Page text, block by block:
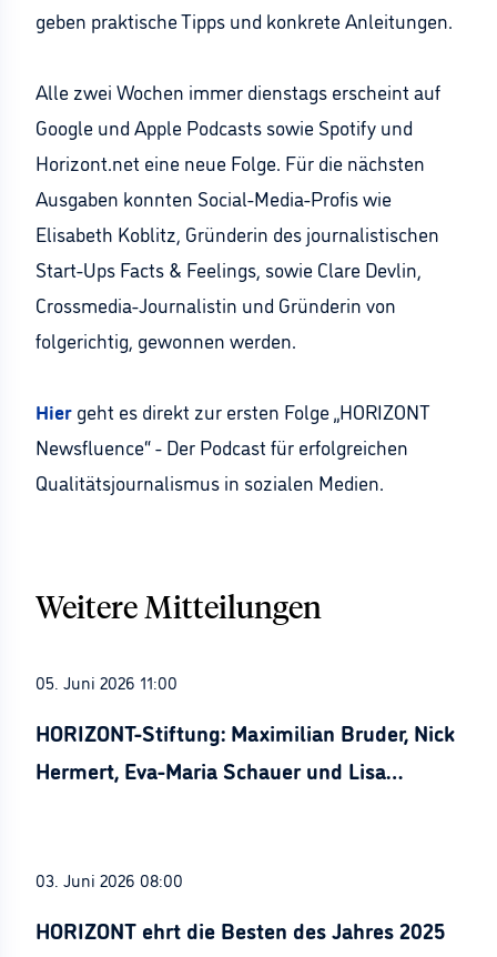
geben praktische Tipps und konkrete Anleitungen.
Alle zwei Wochen immer dienstags erscheint auf
Google und Apple Podcasts sowie Spotify und
Horizont.net eine neue Folge. Für die nächsten
Ausgaben konnten Social-Media-Profis wie
Elisabeth Koblitz, Gründerin des journalistischen
Start-Ups Facts & Feelings, sowie Clare Devlin,
Crossmedia-Journalistin und Gründerin von
folgerichtig, gewonnen werden.
Hier geht es direkt zur ersten Folge „HORIZONT
Newsfluence“ - Der Podcast für erfolgreichen
Qualitätsjournalismus in sozialen Medien.
Weitere Mitteilungen
05. Juni 2026 11:00
HORIZONT-Stiftung: Maximilian Bruder, Nick
Hermert, Eva-Maria Schauer und Lisa
03. Juni 2026 08:00
HORIZONT ehrt die Besten des Jahres 2025